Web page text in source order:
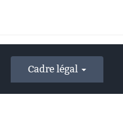
Cadre légal